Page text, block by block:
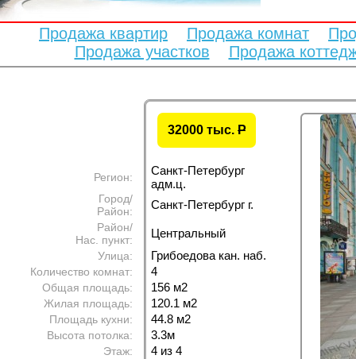
Продажа квартир Продажа комнат
Продажа участков
Продажа
32000 тыс. P
Регион:
Санкт-Петербург
адм.ц.
Город/
Район:
Санкт-Петербург г.
Район/
Нас. пункт:
Центральный
Улица: Грибоедова кан. наб.
Количество комнат: 4
Общая площадь: 156 м2
Жилая площадь: 120.1 м2
Площадь кухни: 44.8 м2
Высота потолка: 3.3м
Этаж: 4 из 4